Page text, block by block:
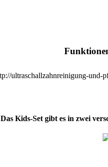
Das Kids-Set gibt es in zwei